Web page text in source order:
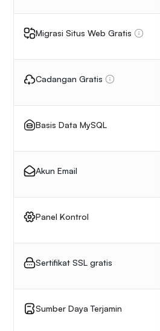
Migrasi Situs Web Gratis
Cadangan Gratis
Basis Data MySQL
Akun Email
Panel Kontrol
Sertifikat SSL gratis
Sumber Daya Terjamin